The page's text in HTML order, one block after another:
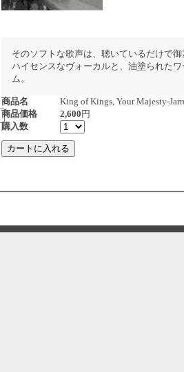
そのソフトな歌声は、聴いているだけで
ハイセンスなヴォーカルと、油塗られた
ム。
商品名
King of Kings, Your Majesty-
商品価格
2,600円
購入数